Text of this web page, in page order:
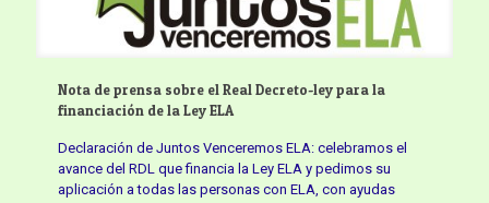
Nota de prensa sobre el Real Decreto-ley para la
financiación de la Ley ELA
Declaración de Juntos Venceremos ELA: celebramos el
avance del RDL que financia la Ley ELA y pedimos su
aplicación a todas las personas con ELA, con ayudas